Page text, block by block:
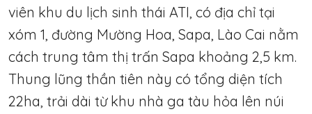
viên khu du lịch sinh thái ATI, có địa chỉ tại
xóm 1, đường Mường Hoa, Sapa, Lào Cai nằm
cách trung tâm thị trấn Sapa khoảng 2,5 km.
Thung lũng thần tiên này có tổng diện tích
22ha, trải dài từ khu nhà ga tàu hỏa lên núi